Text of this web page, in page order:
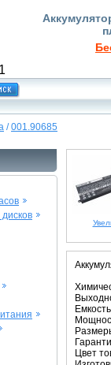
/001.90685
Цвет